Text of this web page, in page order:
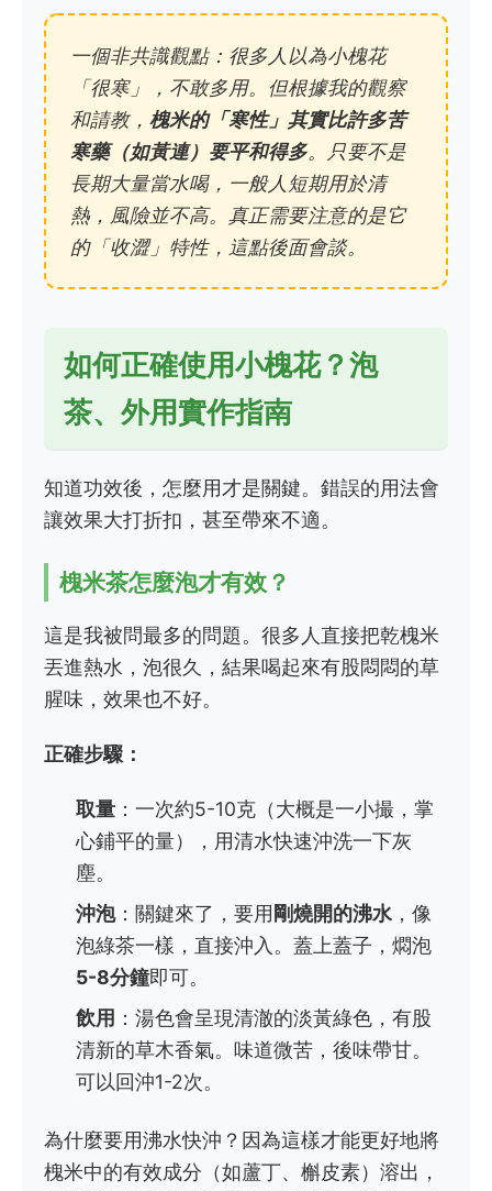
一個非共識觀點：很多人以為小槐花
「很寒」，不敢多用。但根據我的觀察
和請教， 槐米的「寒性」其實比許多苦
寒藥（如黃連）要平和得多。只要不是
長期大量當水喝，一般人短期用於清
熱，風險並不高。真正需要注意的是它
的「收澀」特性，這點後面會談。
如何正確使用小槐花？泡
茶、外用實作指南
知道功效後，怎麼用才是關鍵。錯誤的用法會
讓效果大打折扣，甚至帶來不適。
槐米茶怎麼泡才有效？
這是我被問最多的問題。很多人直接把乾槐米
丟進熱水，泡很久，結果喝起來有股悶悶的草
腥味，效果也不好。
正確步驟：
取量：一次約5-10克（大概是一小撮，掌
心鋪平的量），用清水快速沖洗一下灰
塵。
沖泡：關鍵來了，要用 剛燒開的沸水，像
泡綠茶一樣，直接沖入。蓋上蓋子，燜泡
5-8分鐘即可。
飲用 ：湯色會呈現清澈的淡黃綠色，有股
清新的草木香氣。味道微苦，後味帶甘。
可以回沖1-2次。
為什麼要用沸水快沖？因為這樣才能更好地將
槐米中的有效成分（如蘆丁、槲皮素）溶出，